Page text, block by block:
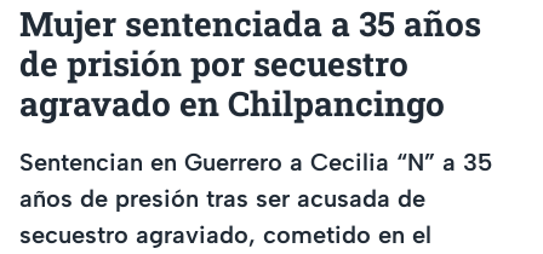
Mujer sentenciada a 35 años
de prisión por secuestro
agravado en Chilpancingo
Sentencian en Guerrero a Cecilia “N” a 35
años de presión tras ser acusada de
secuestro agraviado, cometido en el